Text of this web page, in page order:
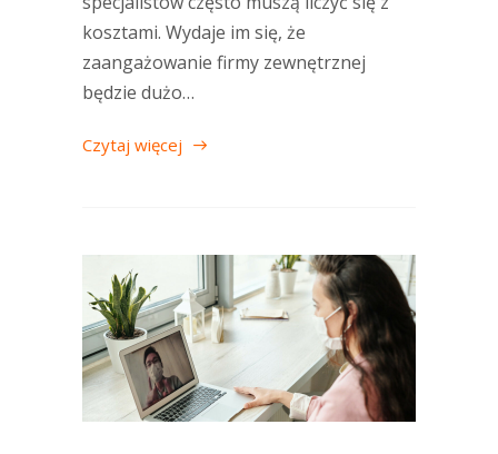
kosztami. Wydaje im się, że
zaangażowanie firmy zewnętrznej
będzie dużo…
Czytaj więcej